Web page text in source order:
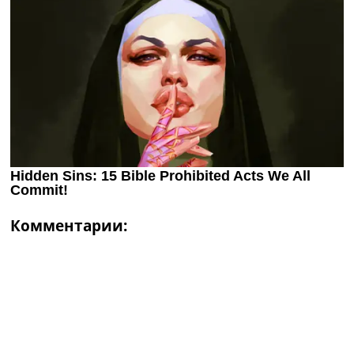
Комментарии: